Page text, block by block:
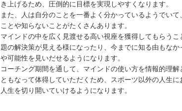
き上げるため、圧倒的に目標を実現しやすくなります。
また、人は自分のことを一番よく分かっているようでいて
ことや知らないことがたくさんあります。
マインドの中を広く見渡せる高い視座を獲得してもらうこ
題の解決策が見える様になったり、今までに知る由もなか
や可能性を見いだせるようになります。
コーチング期間を通して、マインドの使い方を情報的理解
ともなって体得していただくため、スポーツ以外の人生に
人生を切り開いていけるようになります。